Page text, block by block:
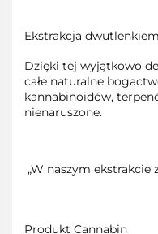
Ekstrakcja
Dzięki tej wyjątkowo
całe naturalne
kannabinoidów,
nienaruszone.
„W naszym ekstrakcie
Produkt Cannabin